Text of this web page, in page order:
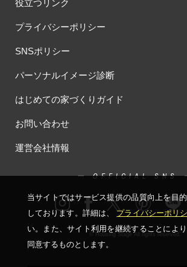
役立つリンク
プライバシーポリシー
SNSポリシー
パーソナルイメージ診断
はじめての家づくりガイド
お問い合わせ
運営会社情報
ー OFFICIAL SNS
© Housing Stage All rights reserved.
当サイトではサービス提供の品質向上を⽬
しております。詳細は、プライバシーポリ
い。
また、サイト利⽤を継続することによ
同意するものとします。